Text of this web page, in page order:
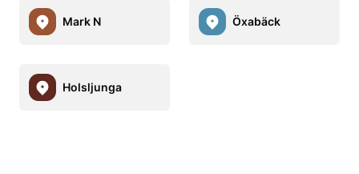
Mark N Öxabäck
Holsljunga